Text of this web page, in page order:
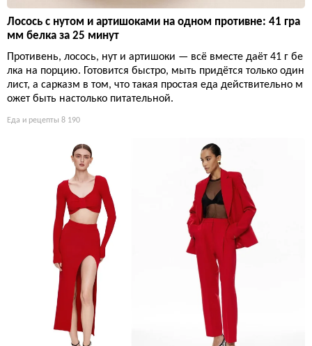
Лосось с нутом и артишоками на одном противне: 41 гра
мм белка за 25 минут
Противень, лосось, нут и артишоки — всё вместе даёт 41 г бе
лка на порцию. Готовится быстро, мыть придётся только один
лист, а сарказм в том, что такая простая еда действительно м
ожет быть настолько питательной.
Еда и рецепты 8 190